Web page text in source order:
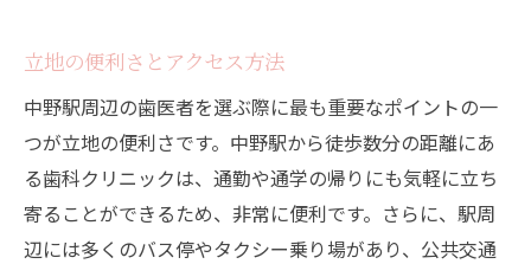
評価の高い歯医者の特徴
信頼できる口コミの見極め方
良い口コミと悪い口コミのバランス
口コミを参考にする際の注意点
立地の便利さとアクセス方法
中野駅周辺の歯医者を選ぶ際に最も重要なポイントの一
つが立地の便利さです。中野駅から徒歩数分の距離にあ
る歯科クリニックは、通勤や通学の帰りにも気軽に立ち
寄ることができるため、非常に便利です。さらに、駅周
辺には多くのバス停やタクシー乗り場があり、公共交通